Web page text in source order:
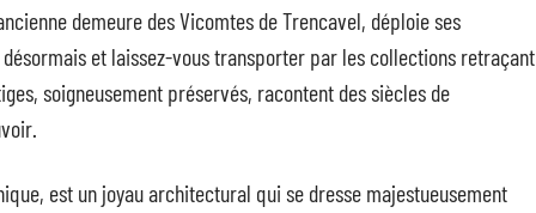
demeure des Vicomtes de Trencavel, déploie ses
et laissez-vous transporter par les collections retraçant
soigneusement préservés, racontent des siècles de
est un joyau architectural qui se dresse majestueusement